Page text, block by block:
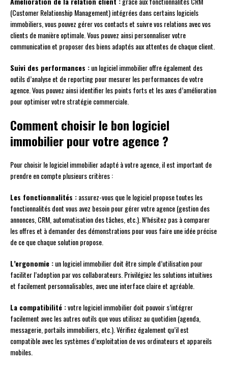
(Customer Relationship Management) intégrées dans certains logiciels
immobiliers, vous pouvez gérer vos contacts et suivre vos relations avec vos
clients de manière optimale. Vous pouvez ainsi personnaliser votre
communication et proposer des biens adaptés aux attentes de chaque client.
Suivi des performances :un logiciel immobilier offre également des
outils d’analyse et de reporting pour mesurer les performances de votre
agence. Vous pouvez ainsi identifier les points forts et les axes d’amélioration
pour optimiser votre stratégie commerciale.
Comment choisir le bon logiciel
immobilier pour votre agence ?
Pour choisir le logiciel immobilier adapté à votre agence, il est important de
prendre en compte plusieurs critères :
Les fonctionnalités :assurez-vous que le logiciel propose toutes les
fonctionnalités dont vous avez besoin pour gérer votre agence (gestion des
annonces, CRM, automatisation des tâches, etc.). N’hésitez pas à comparer
les offres et à demander des démonstrations pour vous faire une idée précise
de ce que chaque solution propose.
L’ergonomie :un logiciel immobilier doit être simple d’utilisation pour
faciliter l’adoption par vos collaborateurs. Privilégiez les solutions intuitives
et facilement personnalisables, avec une interface claire et agréable.
La compatibilité :votre logiciel immobilier doit pouvoir s’intégrer
facilement avec les autres outils que vous utilisez au quotidien (agenda,
messagerie, portails immobiliers, etc.). Vérifiez également qu’il est
compatible avec les systèmes d’exploitation de vos ordinateurs et appareils
mobiles.